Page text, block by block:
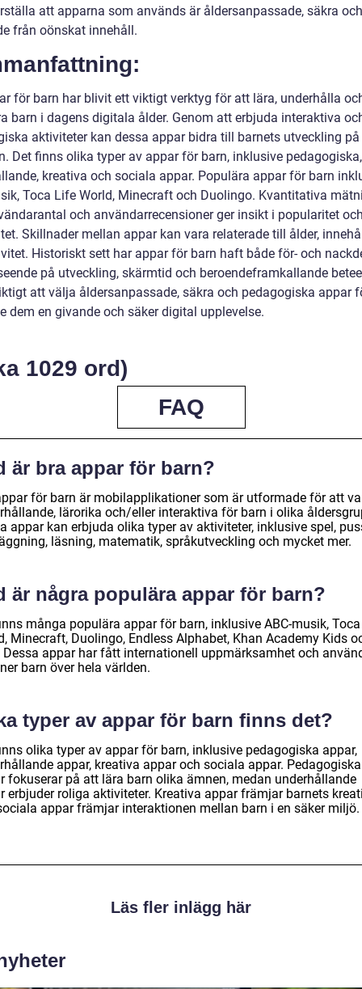
att apparna som används är åldersanpassade, säkra och
från oönskat innehåll.
för barn har blivit ett viktigt verktyg för att lära, underhålla
barn i dagens digitala ålder. Genom att erbjuda interaktiva
aktiviteter kan dessa appar bidra till barnets utveckling
Det finns olika typer av appar för barn, inklusive pedagogiska,
kreativa och sociala appar. Populära appar för barn
Toca Life World, Minecraft och Duolingo. Kvantitativa
och användarrecensioner ger insikt i popularitet
Skillnader mellan appar kan vara relaterade till ålder,
Historiskt sett har appar för barn haft både för- och
på utveckling, skärmtid och beroendeframkallande
att välja åldersanpassade, säkra och pedagogiska appar
dem en givande och säker digital upplevelse.
1029 ord)
FAQ
är bra appar för barn?
för barn är mobilapplikationer som är utformade för att
lärorika och/eller interaktiva för barn i olika
appar kan erbjuda olika typer av aktiviteter, inklusive spel,
läsning, matematik, språkutveckling och mycket mer.
är några populära appar för barn?
många populära appar för barn, inklusive ABC-musik,
Minecraft, Duolingo, Endless Alphabet, Khan Academy Kids
Dessa appar har fått internationell uppmärksamhet och
barn över hela världen.
typer av appar för barn finns det?
olika typer av appar för barn, inklusive pedagogiska appar,
appar, kreativa appar och sociala appar. Pedagogiska
fokuserar på att lära barn olika ämnen, medan underhållande
erbjuder roliga aktiviteter. Kreativa appar främjar barnets
appar främjar interaktionen mellan barn i en säker miljö.
Läs fler inlägg här